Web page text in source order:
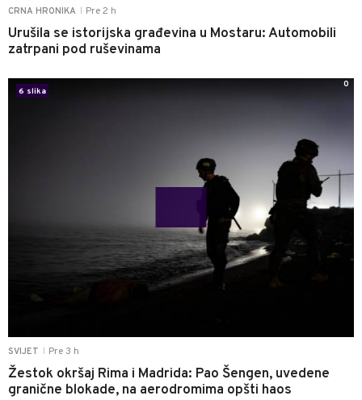
CRNA HRONIKA Pre 2 h
Urušila se istorijska građevina u Mostaru: Automobili
zatrpani pod ruševinama
SVIJET Pre 3 h
Žestok okršaj Rima i Madrida: Pao Šengen, uvedene
granične blokade, na aerodromima opšti haos
6 slika
0